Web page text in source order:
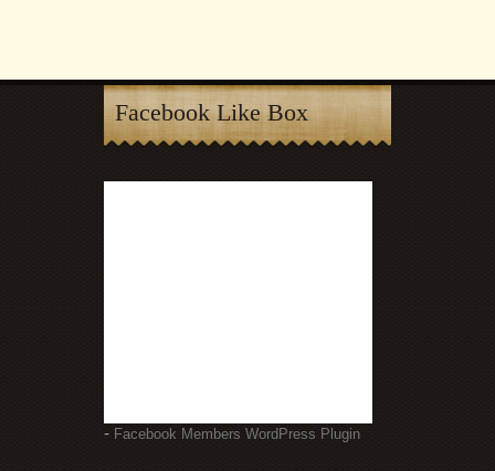
Facebook Like Box
- Facebook Members WordPress Plugin